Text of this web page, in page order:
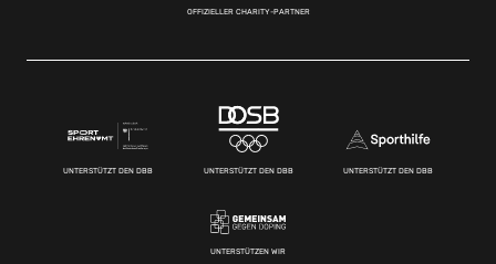
OFFIZIELLER CHARITY-PARTNER
UNTERSTÜTZT DEN DBB UNTERSTÜTZT DEN DBB UNTERSTÜTZT DEN DBB
UNTERSTÜTZEN WIR